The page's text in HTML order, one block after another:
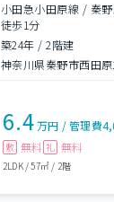
小田急小田原線 / 秦
徒歩1分
築24年 /2階建
神奈川県秦野市西田原
6.4万円 /管理費
敷 無料 礼 無料
2LDK/57㎡ / 2階